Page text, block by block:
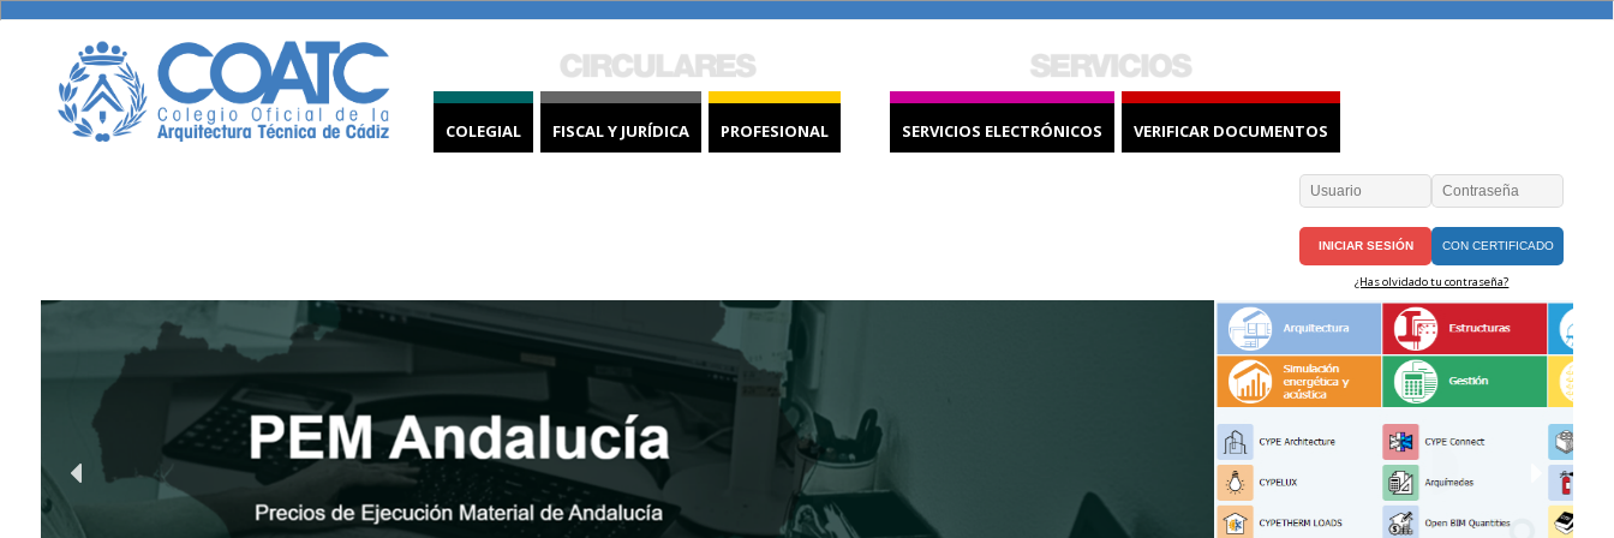
COLEGIAL FISCAL Y JURÍDICA PROFESIONAL SERVICIOS ELECTRÓNICOS VERIFICAR DOCUMENTOS
CON CERTIFICADO
¿Has olvidado tu contraseña?